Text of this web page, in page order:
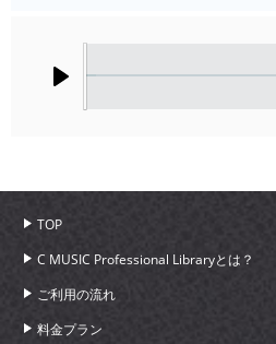
TOP
C MUSIC Professional Libraryとは？
ご利用の流れ
料金プラン